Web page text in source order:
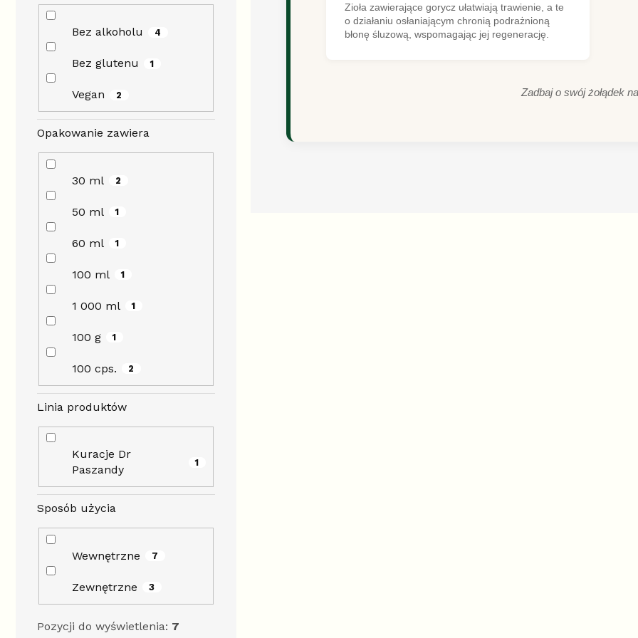
Bez alkoholu 4
Bez glutenu 1
Vegan 2
Opakowanie zawiera
30 ml 2
50 ml 1
60 ml 1
100 ml 1
1 000 ml 1
100 g 1
100 cps. 2
Linia produktów
Kuracje Dr
Paszandy
1
Sposób użycia
Wewnętrzne 7
Zewnętrzne 3
Pozycji do wyświetlenia: 7
Zioła zawierające gorycz ułatwiają trawienie, a te
o działaniu osłaniającym chronią podrażnioną
błonę śluzową, wspomagając jej regenerację.
Zadbaj o swój żołądek